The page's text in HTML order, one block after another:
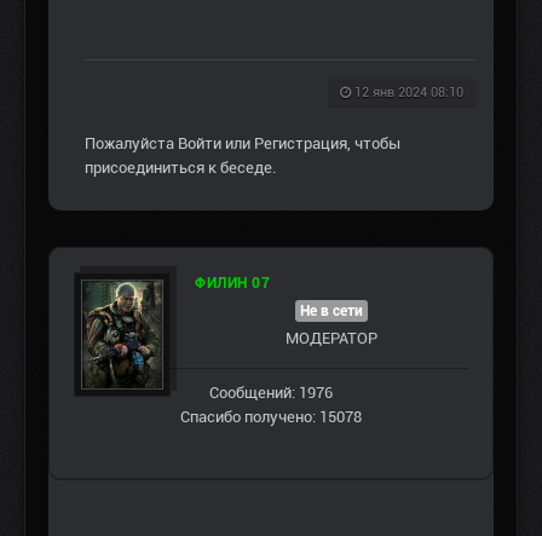
12 янв 2024 08:10
Пожалуйста Войти или Регистрация, чтобы
присоединиться к беседе.
ФИЛИН 07
Не в сети
МОДЕРАТОР
Сообщений: 1976
Спасибо получено: 15078